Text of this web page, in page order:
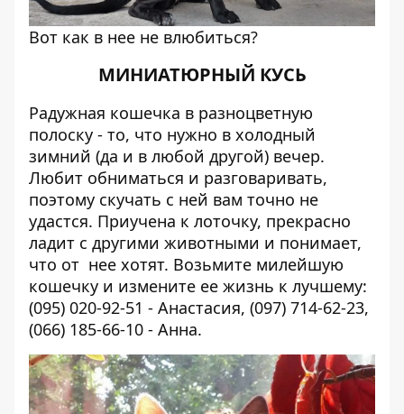
Вот как в нее не влюбиться?
МИНИАТЮРНЫЙ КУСЬ
Радужная кошечка в разноцветную
полоску - то, что нужно в холодный
зимний (да и в любой другой) вечер.
Любит обниматься и разговаривать,
поэтому скучать с ней вам точно не
удастся. Приучена к лоточку, прекрасно
ладит с другими животными и понимает,
что от нее хотят. Возьмите милейшую
кошечку и измените ее жизнь к лучшему:
(095) 020-92-51 - Анастасия, (097) 714-62-23,
(066) 185-66-10 - Анна.